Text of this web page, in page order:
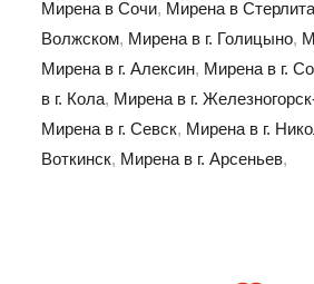
Мирена в Сочи, Мирена в
Волжском, Мирена в г. Голицыно,
Мирена в г. Алексин, Мирена в г.
в г. Кола, Мирена в г.
Мирена в г. Севск, Мирена в г.
Воткинск, Мирена в г. Арсеньев,